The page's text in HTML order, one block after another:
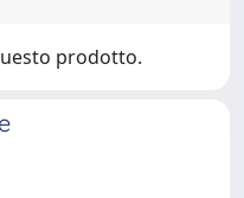
prodotto.